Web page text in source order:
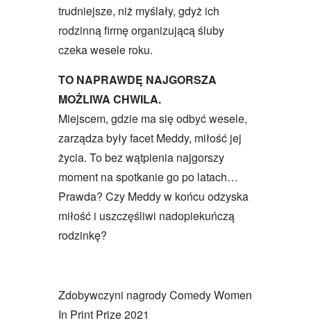
trudniejsze, niż myślały, gdyż ich
rodzinną firmę organizującą śluby
czeka wesele roku.
TO NAPRAWDĘ NAJGORSZA
MOŻLIWA CHWILA.
Miejscem, gdzie ma się odbyć wesele,
zarządza były facet Meddy, miłość jej
życia. To bez wątpienia najgorszy
moment na spotkanie go po latach…
Prawda? Czy Meddy w końcu odzyska
miłość i uszczęśliwi nadopiekuńczą
rodzinkę?
Zdobywczyni nagrody Comedy Women
In Print Prize 2021